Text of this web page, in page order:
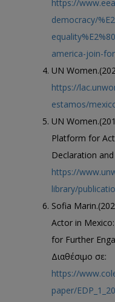
https://
democracy/
america-join-
UN
https://
estamos/
UN
Platform for
Declaration
https://
library/
Sofia
Actor in
for Further
Διαθέσιμο σε:
https://
paper/